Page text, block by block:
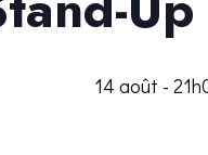
14 août -